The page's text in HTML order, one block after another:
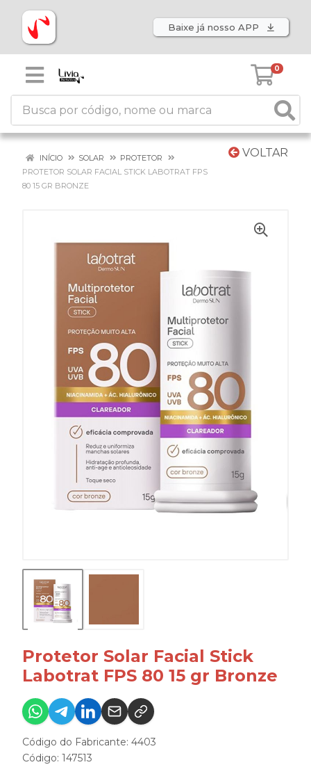
Baixe já nosso APP
0
VOLTAR
INÍCIO SOLAR
PROTETOR
PROTETOR SOLAR FACIAL STICK LABOTRAT FPS
80 15 GR BRONZE
Protetor Solar Facial Stick
Labotrat FPS 80 15 gr Bronze
Código do Fabricante: 4403
Código: 147513